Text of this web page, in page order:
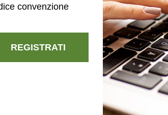
convenzione
REGISTRATI